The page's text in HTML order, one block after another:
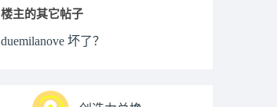
楼主的其它帖子
duemilanove 坏了？